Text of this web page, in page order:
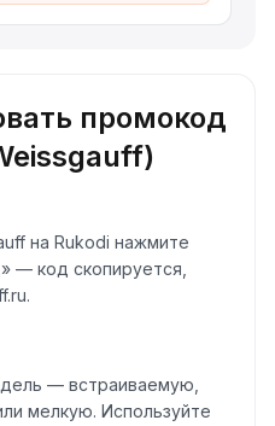
промокод
на Rukodi нажмите
— код скопируется,
— встраиваемую,
мелкую. Используйте